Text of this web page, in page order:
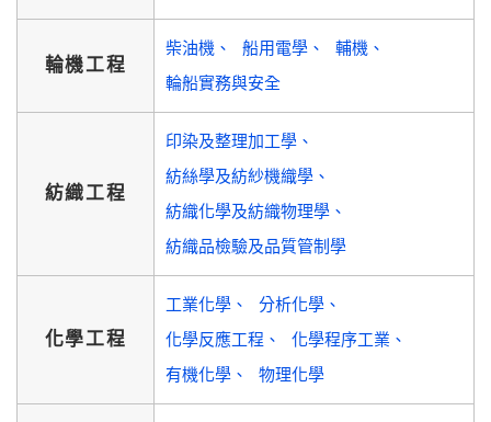
輪機工程
柴油機 船用電學
輔機
輪船實務與安全
紡織工程
印染及整理加工學
紡絲學及紡紗機織學
紡織化學及紡織物理學
紡織品檢驗及品質管制學
化學工程
工業化學
分析化學
化學反應工程
化學程序工業
有機化學
物理化學